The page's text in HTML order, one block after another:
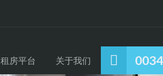
租房平台 关于我们